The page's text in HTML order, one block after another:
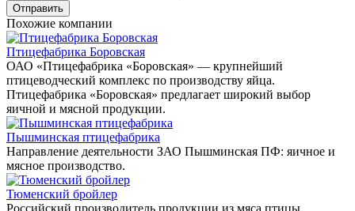
Похожие компании
Птицефабрика Боровская
ОАО «Птицефабрика «Боровская» — крупнейший
птицеводческий комплекс по производству яйца.
Птицефабрика «Боровская» предлагает широкий выбор
яичной и мясной продукции.
Пышминская птицефабрика
Направление деятельности ЗАО Пышминская ПФ: яичное и
мясное производство.
Тюменский бройлер
Российский производитель продукции из мяса птицы